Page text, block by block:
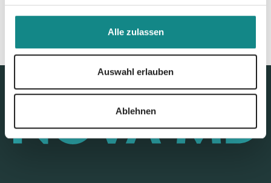
Alle zulassen
Auswahl erlauben
Ablehnen